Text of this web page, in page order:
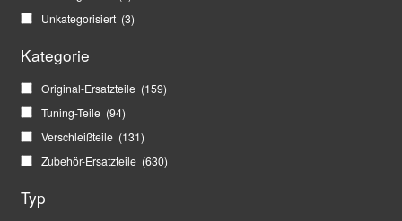
Unkategorisiert (3)
Kategorie
Original-Ersatzteile (159)
Tuning-Teile (94)
Verschleißteile (131)
Zubehör-Ersatzteile (630)
Typ